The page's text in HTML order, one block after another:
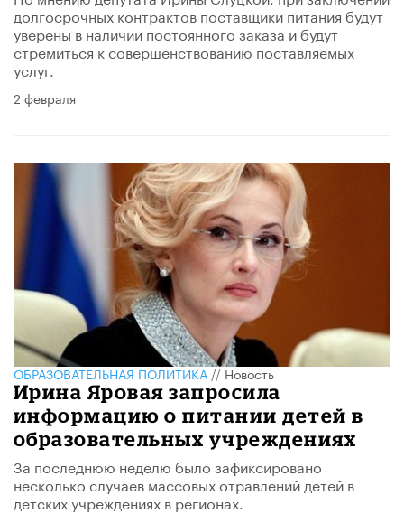
долгосрочных контрактов поставщики питания будут
уверены в наличии постоянного заказа и будут
стремиться к совершенствованию поставляемых
услуг.
2 февраля
ОБРАЗОВАТЕЛЬНАЯ ПОЛИТИКА//Новость
Ирина Яровая запросила
информацию о питании детей в
образовательных учреждениях
За последнюю неделю было зафиксировано
несколько случаев массовых отравлений детей в
детских учреждениях в регионах.